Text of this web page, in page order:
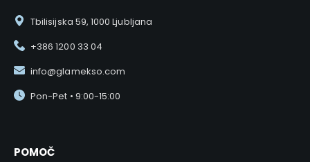
Tbilisijska 59, 1000 Ljubljana
+386 1200 33 04
info@glamekso.com
Pon-Pet • 9:00-15:00
POMOČ